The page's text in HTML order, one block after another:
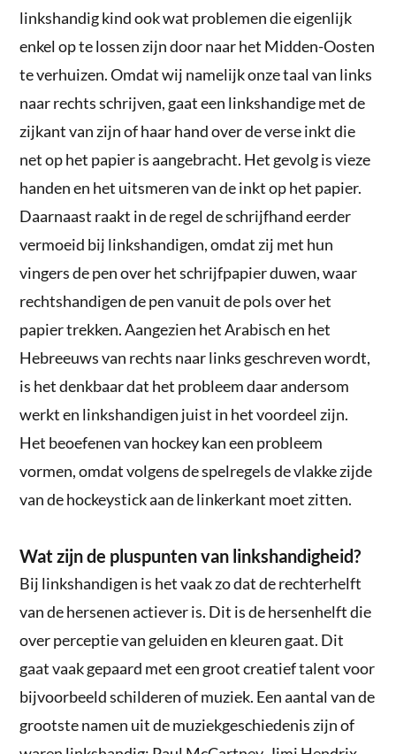
linkshandig kind ook wat problemen die eigenlijk
enkel op te lossen zijn door naar het Midden-Oosten
te verhuizen. Omdat wij namelijk onze taal van links
naar rechts schrijven, gaat een linkshandige met de
zijkant van zijn of haar hand over de verse inkt die
net op het papier is aangebracht. Het gevolg is vieze
handen en het uitsmeren van de inkt op het papier.
Daarnaast raakt in de regel de schrijfhand eerder
vermoeid bij linkshandigen, omdat zij met hun
vingers de pen over het schrijfpapier duwen, waar
rechtshandigen de pen vanuit de pols over het
papier trekken. Aangezien het Arabisch en het
Hebreeuws van rechts naar links geschreven wordt,
is het denkbaar dat het probleem daar andersom
werkt en linkshandigen juist in het voordeel zijn.
Het beoefenen van hockey kan een probleem
vormen, omdat volgens de spelregels de vlakke zijde
van de hockeystick aan de linkerkant moet zitten.
Wat zijn de pluspunten van linkshandigheid?
Bij linkshandigen is het vaak zo dat de rechterhelft
van de hersenen actiever is. Dit is de hersenhelft die
over perceptie van geluiden en kleuren gaat. Dit
gaat vaak gepaard met een groot creatief talent voor
bijvoorbeeld schilderen of muziek. Een aantal van de
grootste namen uit de muziekgeschiedenis zijn of